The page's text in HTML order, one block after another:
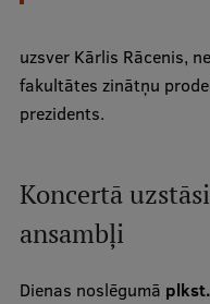
Zinātniskās
Inovāciju centrs
Starptautiskā
Mobilitātes
uzsver Kārlis Rācenis,
fakultātes zinātņu
prezidents.
Koncertā
ansambļi
Dienas noslēgumā